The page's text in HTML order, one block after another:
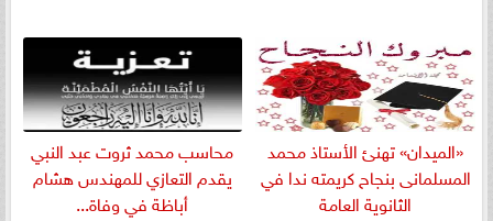
«الميدان» تهنئ الأستاذ محمد
المسلمانى بنجاح كريمته ندا في
الثانوية العامة
​محاسب محمد ثروت عبد النبي
يقدم التعازي للمهندس هشام
أباظة في وفاة...